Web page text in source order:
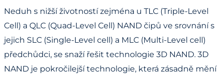
Neduh s nižší životností zejména u TLC (Triple-Level
Cell) a QLC (Quad-Level Cell) NAND čipů ve srovnání s
jejich SLC (Single-Level cell) a MLC (Multi-Level cell)
předchůdci, se snaží řešit technologie 3D NAND. 3D
NAND je pokročilejší technologie, která zásadně mění